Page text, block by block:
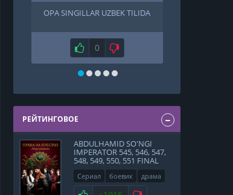
OPA SINGILLAR UZBEK TILIDA
Нравится
0 Не нравится
РЕЙТИНГОВОЕ
ABDULHAMID SO'NGI
IMPERATOR 545, 546, 547,
548, 549, 550, 551 FINAL
QISMLAR UZBEK TILIDA
Сериал боевик
драма
история
2017